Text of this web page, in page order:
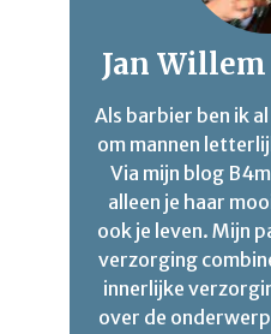
Jan
Als barbier ben ik
om mannen
Via mijn blog
alleen je haar
ook je leven. Mijn
verzorging
innerlijke
over de